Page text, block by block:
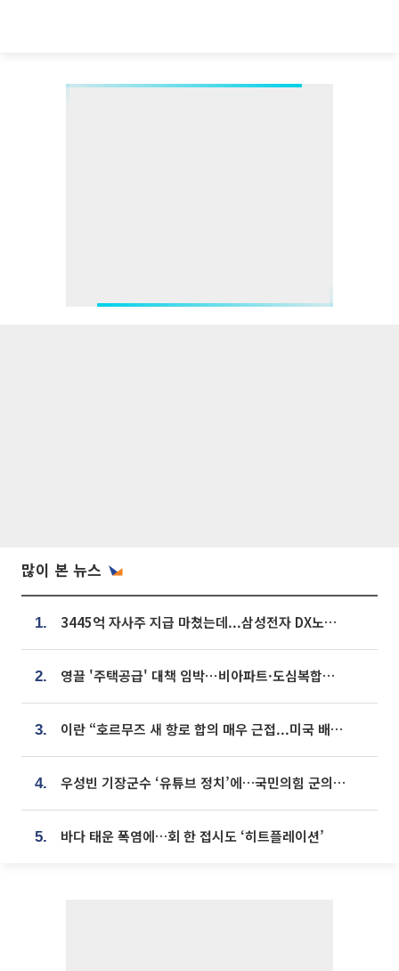
많이 본 뉴스
1. 3445억 자사주 지급 마쳤는데...삼성전자 DX노조, 뒤늦은 '떼쓰기 집회'
2. 영끌 '주택공급' 대책 임박⋯비아파트·도심복합까지 총동원
3. 이란 “호르무즈 새 항로 합의 매우 근접...미국 배상 먼저”
4. 우성빈 기장군수 ‘유튜브 정치’에…국민의힘 군의원들 집단 반발
5. 바다 태운 폭염에…회 한 접시도 ‘히트플레이션’